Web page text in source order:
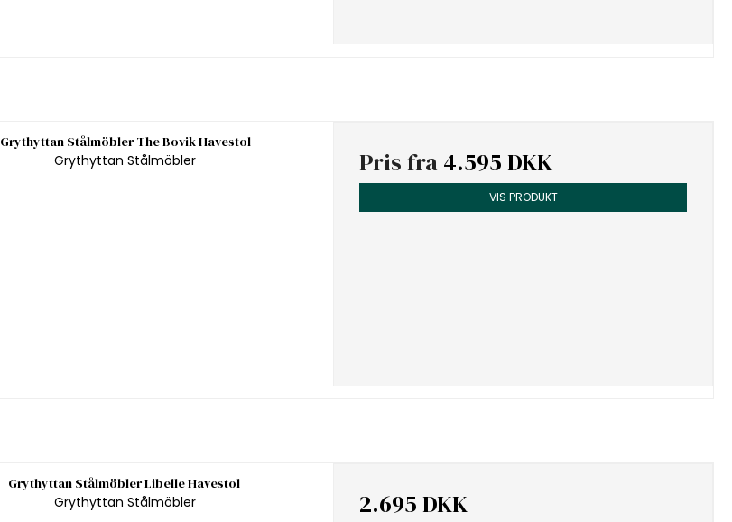
Grythyttan Stålmöbler The Bovik Havestol
Grythyttan Stålmöbler
Pris fra4.595 DKK
VIS PRODUKT
Grythyttan Stålmöbler Libelle Havestol
Grythyttan Stålmöbler
2.695 DKK